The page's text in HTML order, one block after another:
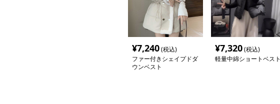
¥7,240(税込)
ファー付きシェイプドダ
ウンベスト
¥7,320(税込)
軽量中綿ショートベスト